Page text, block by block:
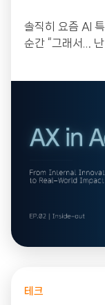
솔직히 요즘 AI
순간 “그래서…
는 자리가 아니
들고 와서 그 자
했거든요.
테크